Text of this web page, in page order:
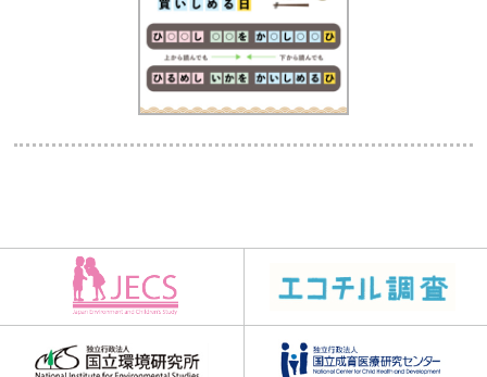
#漢字間違い探し
#熟語クイズ
#穴埋めクイズ
#脳トレ #計算クイズ #記憶力